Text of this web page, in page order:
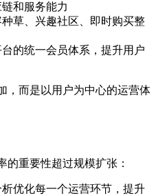
和服务能力
种草、兴趣社区、即时购买整
台的统一会员体系，提升用户
，而是以用户为中心的运营体
的重要性超过规模扩张：
析优化每一个运营环节，提升